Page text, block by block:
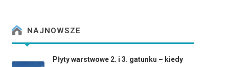
NAJNOWSZE
Płyty warstwowe 2. i 3. gatunku – kiedy